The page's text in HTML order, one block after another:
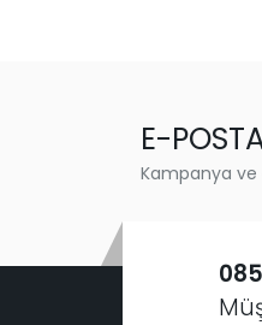
E-
Kampanya ve